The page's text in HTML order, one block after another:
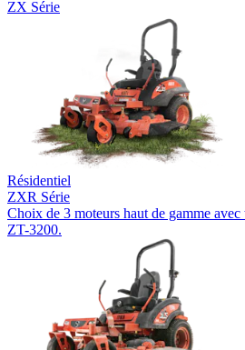
ZX Série
Résidentiel
ZXR Série
Choix de 3 moteurs haut de gamme
ZT-3200.